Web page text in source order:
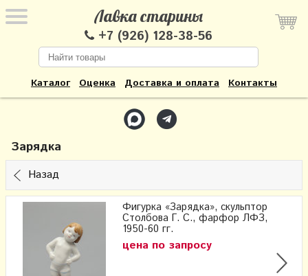
Лавка старины
+7 (926) 128-38-56
Каталог Оценка Доставка и оплата Контакты
Зарядка
Назад
Фигурка «Зарядка», скульптор
Столбова Г. С., фарфор ЛФЗ,
1950-60 гг.
цена по запросу